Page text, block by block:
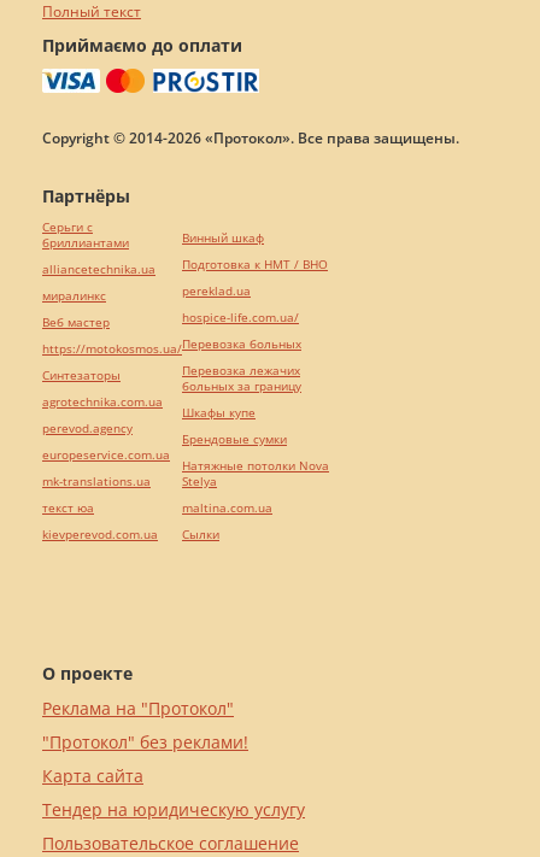
Полный текст
Приймаємо до оплати
Copyright © 2014-2026 «Протокол». Все права защищены.
О проекте
Реклама на "Протокол"
"Протокол" без реклами!
Карта сайта
Тендер на юридическую услугу
Пользовательское соглашение
Партнёры
Серьги с
бриллиантами
alliancetechnika.ua
миралинкс
Веб мастер
https://motokosmos.ua/
Синтезаторы
agrotechnika.com.ua
perevod.agency
europeservice.com.ua
mk-translations.ua
текст юа
kievperevod.com.ua
Винный шкаф
Подготовка к НМТ / ВНО
pereklad.ua
hospice-life.com.ua/
Перевозка больных
Перевозка лежачих
больных за границу
Шкафы купе
Брендовые сумки
Натяжные потолки Nova
Stelya
maltina.com.ua
Cылки